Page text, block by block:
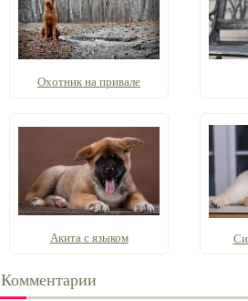
Охотник на привале
Акита с языком
Комментарии